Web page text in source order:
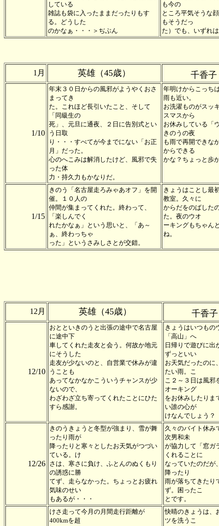
している
雑誌も袋に入ったままだったりもす
る。どうした
のかなぁ・・・＞ぢぶん
も今の
ところ平気そうな
もそうだっ
た）でも、いずれ
1月 英雄（45歳） 千香子
1/10
年末３０日からの風邪がようやくおさ
まってき
た。これほど長引いたこと、そして
「同級生の
死」、元旦に通夜、２日に告別式とい
う日取
り・・・すべてが今までにない「お正
月」だった。
心のへこみは解消したけど、風邪で失
った体
力・持久力もかなりだ。
年明けからこっち
雨も近い。
お洗濯ものがスッ
スマスから
お休みしている「
きのうの夜
も雨で再開できな
からできる
かな？ちょっと歩
1/15
きのう「名古屋走ろみゃあオフ」を開
催。１０人の
仲間が集まってくれた。終わって、
「楽しんでく
れたかなぁ」という思いと、「あ～
ぁ、終わっちゃ
った」というさみしさとが交錯。
きょうはことし最
教室。久々に
からだをのばした
た。夜のウオ
ーキングもちゃん
ね。
12月 英雄（45歳） 千香
12/10
おとといきのうと出張の途中で名古屋
に途中下
車してくれた走友と会う。何故か地元
にそうした
走友が少ないのと、自営業で休みが違
うことも
あってなかなかこういうチャンスが少
ないので、
わざわざ立ち寄ってくれたことにひた
すら感謝。
きょうはいつもの
「高山」へ
日帰りで遊びに出
ずっといい
お天気だったのに
たい雨。こ
こ２～３日は風邪
オーキング
をお休みしたりま
い誰の心が
けなんでしょう？
12/26
きのうきょうと冬型が強まり、雪が舞
ったり雨が
降ったりと寒々としたお天気がつづい
ている。け
さは、寒さに負け、ふとんのぬくもり
の誘惑に勝
てず、走らなかった。ちょっとお疲れ
気味のせい
もあるが・・・
久々のバイト休み
次男和未
が協力して「窓ガ
くれることに
なっていたのだが
降ったり
雨が落ちてきたり
ず。困ったこ
とです。
けさ走って今月の月間走行距離が
400kmを超
快晴のきょうは、
ツを洗うこ